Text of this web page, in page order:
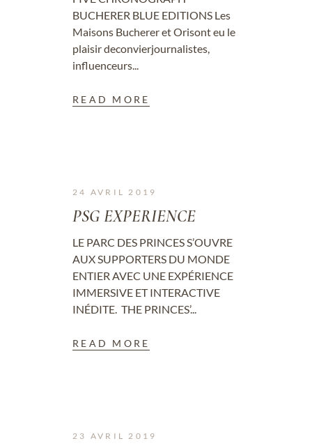
BUCHERER BLUE EDITIONS Les
Maisons Bucherer et Orisont eu le
plaisir deconvierjournalistes,
influenceurs...
READ MORE
24 AVRIL 2019
PSG EXPERIENCE
LE PARC DES PRINCES S’OUVRE
AUX SUPPORTERS DU MONDE
ENTIER AVEC UNE EXPÉRIENCE
IMMERSIVE ET INTERACTIVE
INÉDITE. THE PRINCES’...
READ MORE
23 AVRIL 2019